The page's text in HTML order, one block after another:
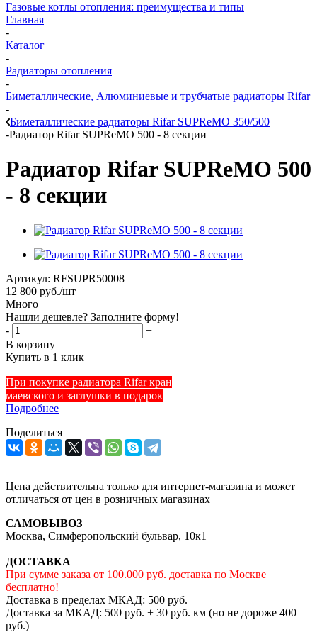
Газовые котлы отопления: преимущества и типы
Главная
-
Каталог
-
Радиаторы отопления
-
Биметаллические, Алюминиевые и трубчатые радиаторы Rifar
-
Биметаллические радиаторы Rifar SUPReMO 350/500
-Радиатор Rifar SUPReMO 500 - 8 секции
Радиатор Rifar SUPReMO 500
- 8 секции
Артикул: RFSUPR50008
12 800 руб./шт
Много
Нашли дешевле? Заполните форму!
-
+
В корзину
Купить в 1 клик
При покупке радиатора Rifar кран
маевского и заглушки в подарок
Подробнее
Поделиться
Цена действительна только для интернет-магазина и может
отличаться от цен в розничных магазинах
САМОВЫВОЗ
Москва, Симферопольский бульвар, 10к1
ДОСТАВКА
При сумме заказа от 100.000 руб. доставка по Москве
бесплатно!
Доставка в пределах МКАД: 500 руб.
Доставка за МКАД: 500 руб. + 30 руб. км (но не дороже 400
руб.)